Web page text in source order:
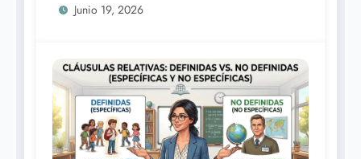
Junio 19, 2026